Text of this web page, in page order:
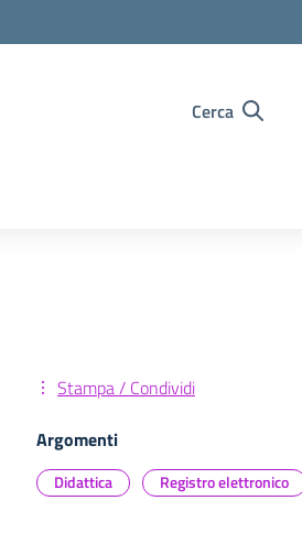
Cerca
Stampa / Condividi
Argomenti
Didattica Registro elettronico